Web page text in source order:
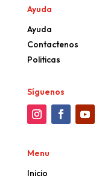
Ayuda
Ayuda
Contactenos
Politicas
Síguenos
Menu
Inicio